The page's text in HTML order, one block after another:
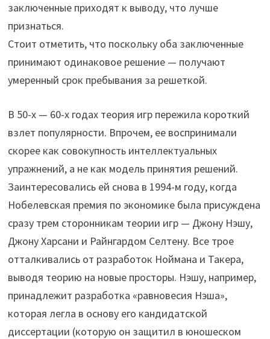
заключенные приходят к выводу, что лучше
признаться.
Стоит отметить, что поскольку оба заключенные
принимают одинаковое решение — получают
умеренный срок пребывания за решеткой.
В 50-х — 60-х годах теория игр пережила короткий
взлет популярности. Впрочем, ее воспринимали
скорее как совокупность интеллектуальных
упражнений, а не как модель принятия решений.
Заинтересовались ей снова в 1994-м году, когда
Нобелевская премия по экономике была присуждена
сразу трем сторонникам теории игр — Джону Нэшу,
Джону Харсани и Райнгардом Селтену. Все трое
отталкивались от разработок Ноймана и Такера,
выводя теорию на новые просторы. Нэшу, например,
принадлежит разработка «равновесия Нэша»,
которая легла в основу его кандидатской
диссертации (которую он защитил в юношеском